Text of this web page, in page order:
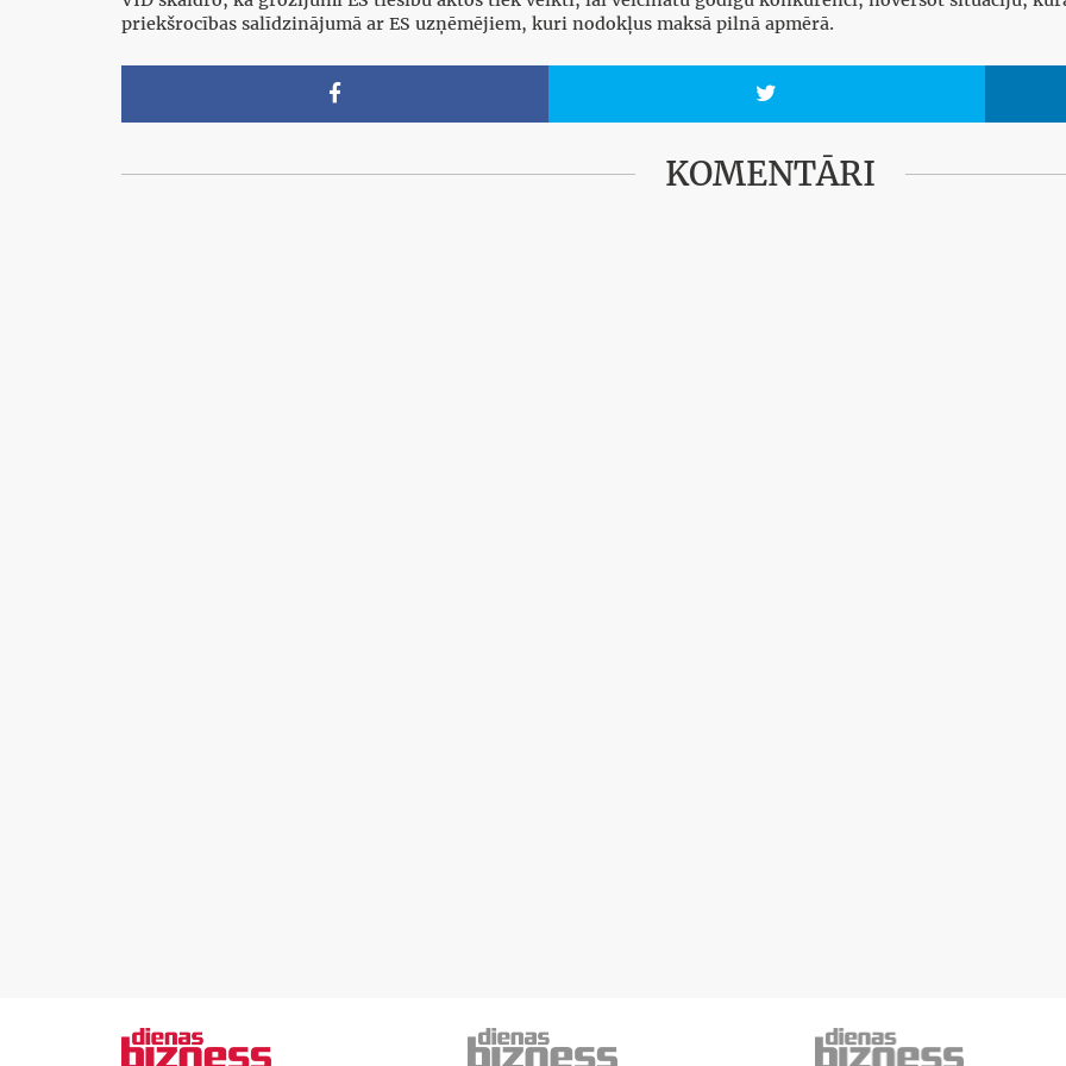
priekšrocības salīdzinājumā ar ES uzņēmējiem, kuri nodokļus maksā pilnā apmērā.
 
KOMENTĀRI